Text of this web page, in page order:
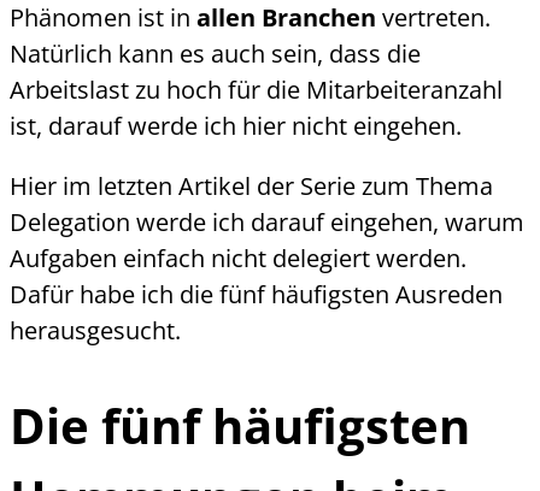
Phänomen ist in allen Branchen vertreten.
Natürlich kann es auch sein, dass die
Arbeitslast zu hoch für die Mitarbeiteranzahl
ist, darauf werde ich hier nicht eingehen.
Hier im letzten Artikel der Serie zum Thema
Delegation werde ich darauf eingehen, warum
Aufgaben einfach nicht delegiert werden.
Dafür habe ich die fünf häufigsten Ausreden
herausgesucht.
Die fünf häufigsten